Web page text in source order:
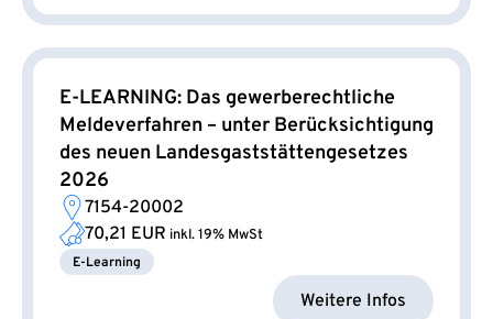
E-LEARNING: Das gewerberechtliche
Meldeverfahren – unter Berücksichtigung
des neuen Landesgaststättengesetzes
2026
7154-20002
70,21 EUR inkl. 19% MwSt
E-Learning
Weitere Infos